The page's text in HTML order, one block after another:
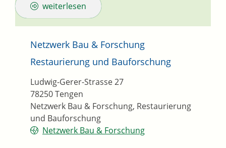
weiterlesen
Netzwerk Bau & Forschung
Restaurierung und Bauforschung
Netzwerk Bau & Forschung, Restaurierung
und Bauforschung
Ludwig-Gerer-Strasse 27
78250Tengen
Netzwerk Bau & Forschung